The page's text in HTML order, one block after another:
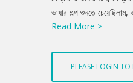
ভাষার গল্প শুনতে
পাঠানো গল্পগুলো থেকে বাছাই
Read More >
PLEASE LOGIN